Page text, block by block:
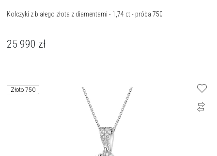
Kolczyki z białego złota z diamentami - 1,74 ct - próba 750
25 990 zł
Złoto 750